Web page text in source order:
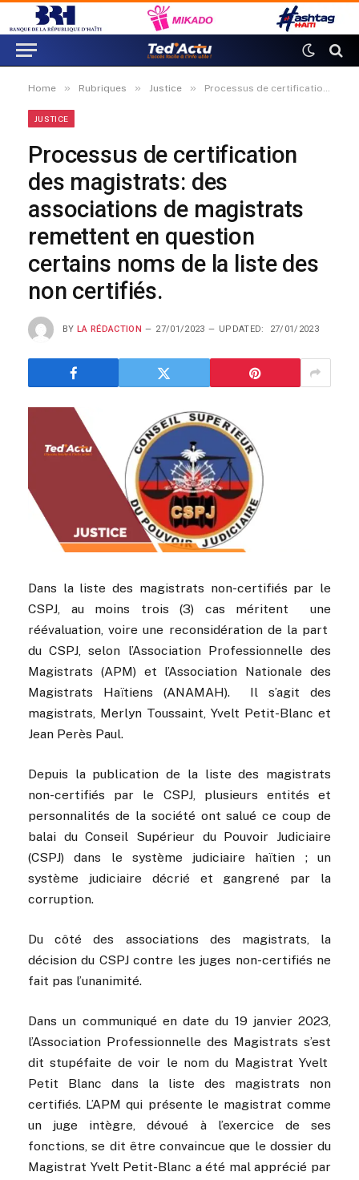
Home » Rubriques » Justice » Processus de certification des magistrats: des associations de magistrats remettent en question certains noms de la liste des non certifiés.
JUSTICE
Processus de certification
des magistrats: des
associations de magistrats
remettent en question
certains noms de la liste des
non certifiés.
BY LA RÉDACTION 27/01/2023 UPDATED: 27/01/2023
Dans la liste des magistrats non-certifiés par le
CSPJ, au moins trois (3) cas méritent une
réévaluation, voire une reconsidération de la part
du CSPJ, selon l’Association Professionnelle des
Magistrats (APM) et l’Association Nationale des
Magistrats Haïtiens (ANAMAH). Il s’agit des
magistrats, Merlyn Toussaint, Yvelt Petit-Blanc et
Jean Perès Paul.
Depuis la publication de la liste des magistrats
non-certifiés par le CSPJ, plusieurs entités et
personnalités de la société ont salué ce coup de
balai du Conseil Supérieur du Pouvoir Judiciaire
(CSPJ) dans le système judiciaire haïtien ; un
système judiciaire décrié et gangrené par la
corruption.
Du côté des associations des magistrats, la
décision du CSPJ contre les juges non-certifiés ne
fait pas l’unanimité.
Dans un communiqué en date du 19 janvier 2023,
l’Association Professionnelle des Magistrats s’est
dit stupéfaite de voir le nom du Magistrat Yvelt
Petit Blanc dans la liste des magistrats non
certifiés. L’APM qui présente le magistrat comme
un juge intègre, dévoué à l’exercice de ses
fonctions, se dit être convaincue que le dossier du
Magistrat Yvelt Petit-Blanc a été mal apprécié par